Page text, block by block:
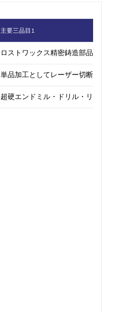
主要三品目1
ロストワックス精密鋳造部品 製造
単品加工としてレーザー切断から曲
超硬エンドミル・ドリル・リーマの